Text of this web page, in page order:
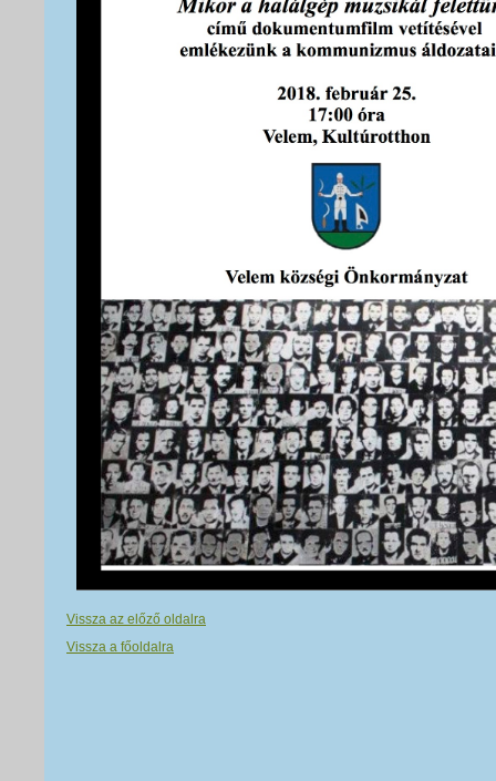
Vissza az előző oldalra
Vissza a főoldalra